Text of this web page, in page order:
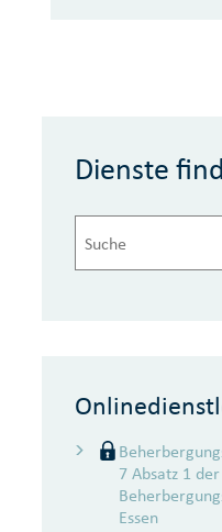
Dienste
7 Absatz 1 der
Essen